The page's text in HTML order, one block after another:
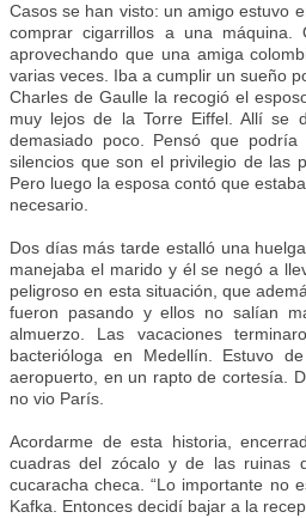
Casos se han visto: un amigo estuvo
comprar cigarrillos a una
aprovechando que una amiga
varias veces. Iba a cumplir un sueño
Charles de Gaulle la recogió el
muy lejos de la Torre Eiffel. Allí se
demasiado poco. Pensó que
silencios que son el privilegio de las
Pero luego la esposa contó que
necesario.
Dos días más tarde estalló una
manejaba el marido y él se negó a
peligroso en esta situación, que
fueron pasando y ellos no salían
almuerzo. Las vacaciones
bacterióloga en Medellín. Estuvo
aeropuerto, en un rapto de cortesía.
no vio París.
Acordarme de esta historia,
cuadras del zócalo y de las ruinas
cucaracha checa. “Lo importante no
Kafka. Entonces decidí bajar a la